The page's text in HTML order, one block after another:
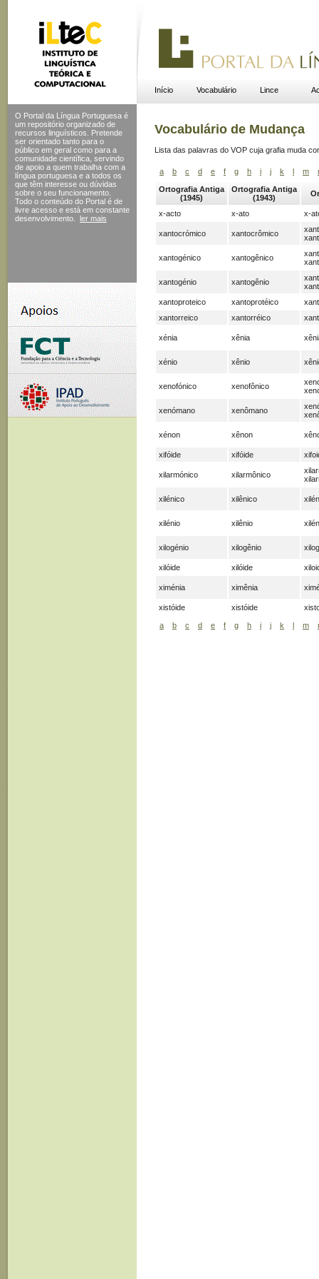
Início Vocabulário Lince
O Portal da Língua Portuguesa é
um repositório organizado de
recursos linguísticos. Pretende
ser orientado tanto para o
público em geral como para a
comunidade científica, servindo
de apoio a quem trabalha com a
língua portuguesa e a todos os
que têm interesse ou dúvidas
sobre o seu funcionamento.
Todo o conteúdo do Portal é de
livre acesso e está em constante
desenvolvimento.
ler mais
Vocabulário de Mudança
Lista das palavras do VOP cuja grafia muda
a b c d e f g h i j k l m
Ortografia Antiga
(1945)
Ortografia Antiga
(1943)
x-acto x-ato x-
xantocrómico xantocrômico
xantogénico xantogênico
xantogénio xantogênio
xantoproteico
xantoprotéico
xantorreico
xantorréico
xénia xênia
xénio xênio
xenofónico xenofônico
xenómano xenômano
xénon xênon
xifóide xifóide
xilarmónico xilarmônico
xilénico xilênico
xilénio xilênio
xilogénio xilogênio
xilóide xilóide
ximénia ximênia
xistóide xistóide
a b c d e f g h i j k l m